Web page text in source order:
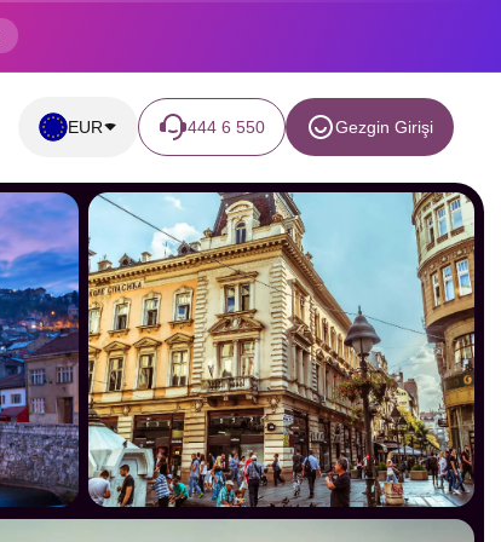
EUR 444 6 550 Gezgin Girişi